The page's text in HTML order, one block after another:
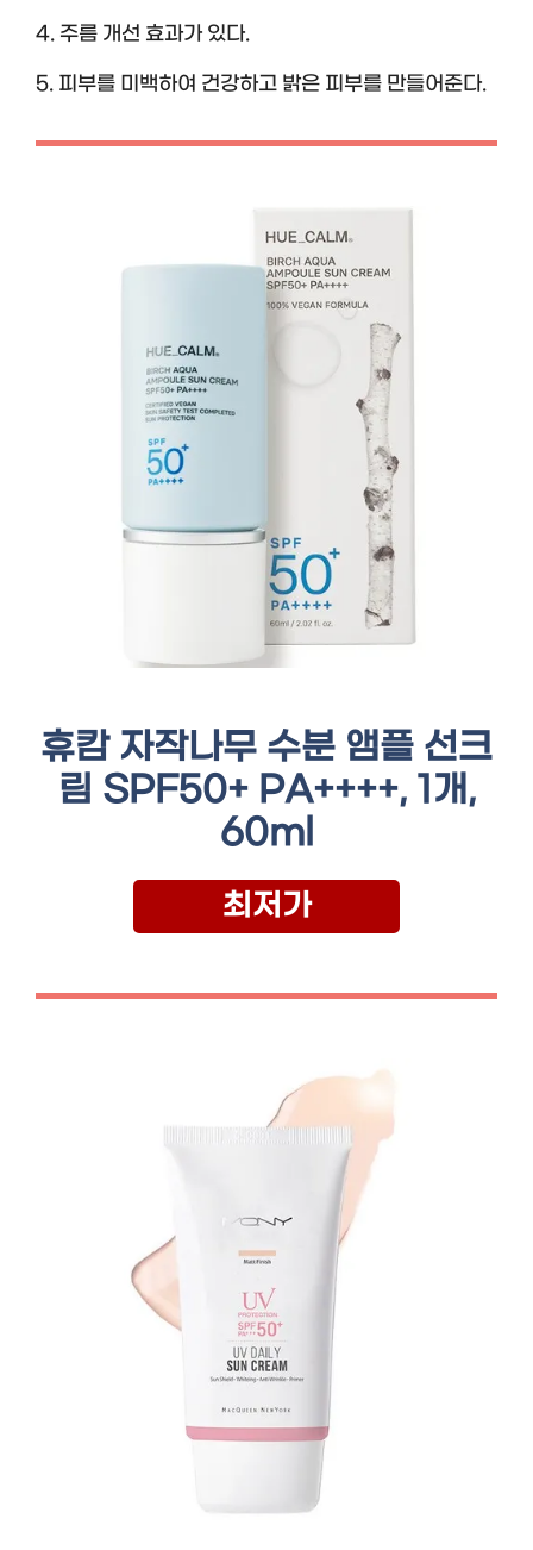
4. 주름 개선 효과가 있다.
5. 피부를 미백하여 건강하고 밝은 피부를 만들어준다.
휴캄 자작나무 수분 앰플 선크
림 SPF50+ PA++++, 1개,
60ml
최저가